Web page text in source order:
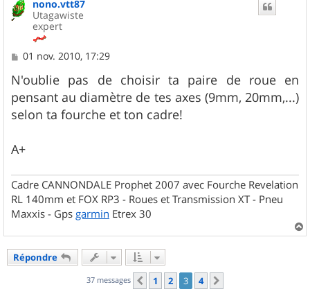
nono.vtt87
Utagawiste
expert
M
s
s
a
g
e
01 nov. 2010, 17:29
N'oublie pas de choisir ta paire de roue en
pensant au diamètre de tes axes (9mm, 20mm,...)
selon ta fourche et ton cadre!
A+
Cadre CANNONDALE Prophet 2007 avec Fourche Revelation
RL 140mm et FOX RP3 - Roues et Transmission XT - Pneu
Maxxis - Gps garmin Etrex 30
a
Répondre
37 messages Précédent
1 2 3 4